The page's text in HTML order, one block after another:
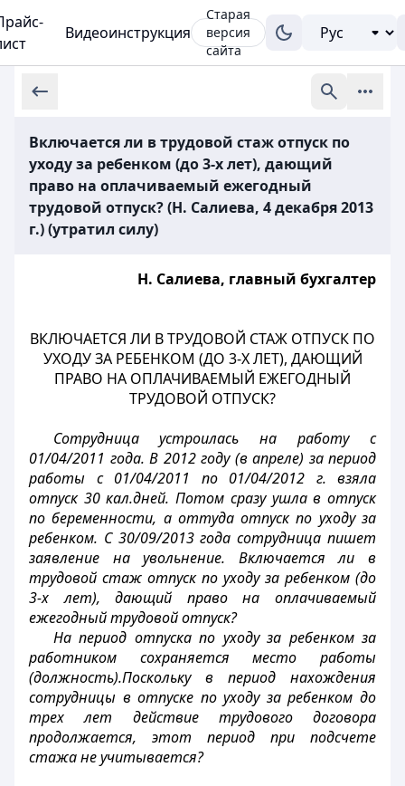
Видеоинструкция
Старая
версия
сайта
Включается ли в трудовой стаж отпуск по
уходу за ребенком (до 3-х лет), дающий
право на оплачиваемый ежегодный
трудовой отпуск? (Н. Салиева, 4 декабря 2013
г.) (утратил силу)
Н. Салиева, главный бухгалтер
ВКЛЮЧАЕТСЯ ЛИ В ТРУДОВОЙ СТАЖ ОТПУСК ПО
УХОДУ ЗА РЕБЕНКОМ (ДО 3-Х ЛЕТ), ДАЮЩИЙ
ПРАВО НА ОПЛАЧИВАЕМЫЙ ЕЖЕГОДНЫЙ
ТРУДОВОЙ ОТПУСК?
Сотрудница устроилась на работу с
01/04/2011 года. В 2012 году (в апреле) за период
работы с 01/04/2011 по 01/04/2012 г. взяла
отпуск 30 кал.дней. Потом сразу ушла в отпуск
по беременности, а оттуда отпуск по уходу за
ребенком. С 30/09/2013 года сотрудница пишет
заявление на увольнение. Включается ли в
трудовой стаж отпуск по уходу за ребенком (до
3-х лет), дающий право на оплачиваемый
ежегодный трудовой отпуск?
На период отпуска по уходу за ребенком за
работником сохраняется место работы
(должность).Поскольку в период нахождения
сотрудницы в отпуске по уходу за ребенком до
трех лет действие трудового договора
продолжается, этот период при подсчете
стажа не учитывается?